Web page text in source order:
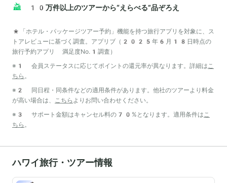
10万件以上のツアーから“えらべる”品ぞろえ
*「ホテル・パッケージツアー予約」機能を持つ旅行アプリを対象に、ス
トアレビューに基づく調査。アプリブ（2025年6月18日時点の
旅行予約アプリ 満足度No.1調査）
※1 会員ステータスに応じてポイントの還元率が異なります。詳細は こ
ちら 。
※2 同日程・同条件などの適用条件があります。他社のツアーより料金
が高い場合は、
こちら よりお問い合わせください。
※3 サポート金額はキャンセル料の70%となります。適用条件は こ
ちら 。
ハワイ旅行・ツアー情報